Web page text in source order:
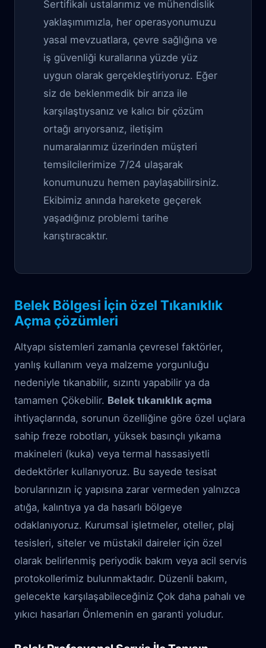
Sertifikalı ustalarımız ve mühendislik
yaklaşımımızla, her operasyonumuzu
yasal mevzuatlara, çevre sağlığına ve
iş güvenliği kurallarına yüzde yüz
uygun olarak gerçekleştiriyoruz. Eğer
siz de beklenmedik bir arıza ile
karşılaştıysanız ve kalıcı bir çözüm
ortağı arıyorsanız, iletişim
numaralarımız üzerinden müşteri
temsilcilerimize 7/24 ulaşarak
konumunuzu hemen paylaşabilirsiniz.
Ekibimiz anında harekete geçerek
yaşadığınız problemi tarihe
karıştıracaktır.
Belek Bölgesi İçin özel Tıkanıklık
Açma çözümleri
Altyapı sistemleri zamanla çevresel faktörler,
yanlış kullanım veya malzeme yorgunluğu
nedeniyle tıkanabilir, sızıntı yapabilir ya da
tamamen Çökebilir. Belek tıkanıklık açma
ihtiyaçlarında, sorunun özelliğine göre özel uçlara
sahip freze robotları, yüksek basınçlı yıkama
makineleri (kuka) veya termal hassasiyetli
dedektörler kullanıyoruz. Bu sayede tesisat
borularınızın iç yapısına zarar vermeden yalnızca
atığa, kalıntıya ya da hasarlı bölgeye
odaklanıyoruz. Kurumsal işletmeler, oteller, plaj
tesisleri, siteler ve müstakil daireler için özel
olarak belirlenmiş periyodik bakım veya acil servis
protokollerimiz bulunmaktadır. Düzenli bakım,
gelecekte karşılaşabileceğiniz Çok daha pahalı ve
yıkıcı hasarları Önlemenin en garanti yoludur.